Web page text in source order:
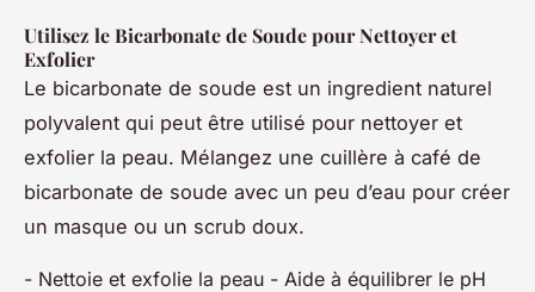
Utilisez le Bicarbonate de Soude pour Nettoyer et
Exfolier
Le bicarbonate de soude est un ingredient naturel
polyvalent qui peut être utilisé pour nettoyer et
exfolier la peau. Mélangez une cuillère à café de
bicarbonate de soude avec un peu d’eau pour créer
un masque ou un scrub doux.
- Nettoie et exfolie la peau - Aide à équilibrer le pH